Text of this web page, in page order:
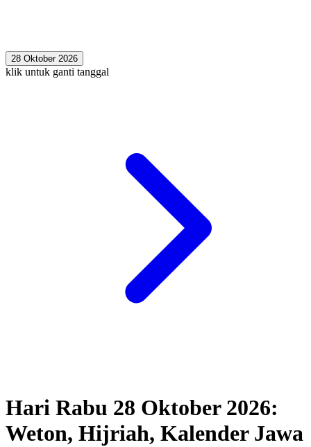
28 Oktober 2026
klik untuk ganti tanggal
Hari Rabu 28 Oktober 2026:
Weton, Hijriah, Kalender Jawa